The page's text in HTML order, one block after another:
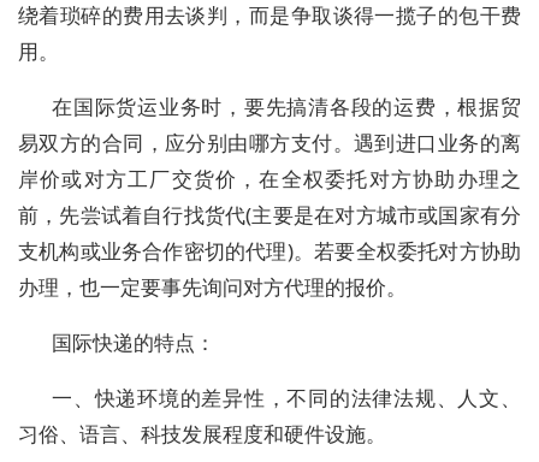
绕着琐碎的费用去谈判，而是争取谈得一揽子的包干费
用。
在国际货运业务时，要先搞清各段的运费，根据贸
易双方的合同，应分别由哪方支付。遇到进口业务的离
岸价或对方工厂交货价，在全权委托对方协助办理之
前，先尝试着自行找货代(主要是在对方城市或国家有分
支机构或业务合作密切的代理)。若要全权委托对方协助
办理，也一定要事先询问对方代理的报价。
国际快递的特点：
一、快递环境的差异性，不同的法律法规、人文、
习俗、语言、科技发展程度和硬件设施。